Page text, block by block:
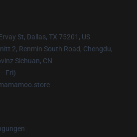
St, Dallas, TX 75201, US
2, Renmin South Road, Chengdu,
Sichuan, CN
Fri)